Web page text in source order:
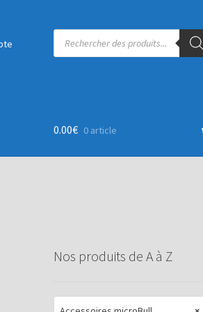
Recherche
produits
0.00€ 0 article
Nos produits de A à Z